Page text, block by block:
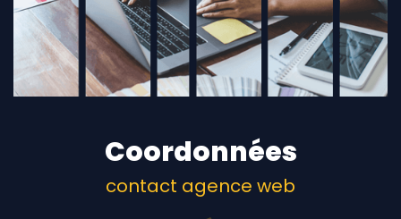
Coordonnées
contact agence web